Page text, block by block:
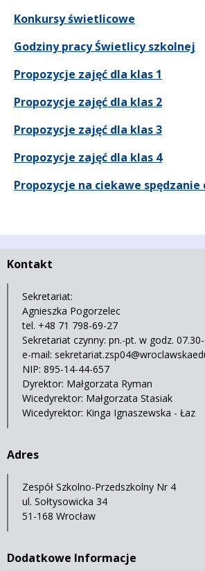
Konkursy świetlicowe
Godziny pracy Świetlicy szkolnej
Propozycje zajęć dla klas 1
Propozycje zajęć dla klas 2
Propozycje zajęć dla klas 3
Propozycje zajęć dla klas 4
Propozycje na ciekawe spędzanie
Kontakt
Sekretariat:
Agnieszka Pogorzelec
tel. +48 71 798-69-27
Sekretariat czynny: pn.-pt. w godz.
e-mail:
NIP: 895-14-44-657
Dyrektor: Małgorzata Ryman
Wicedyrektor: Małgorzata Stasiak
Wicedyrektor: Kinga Ignaszewska - Łaz
Adres
Zespół Szkolno-Przedszkolny Nr 4
ul. Sołtysowicka 34
51-168 Wrocław
Dodatkowe Informacje